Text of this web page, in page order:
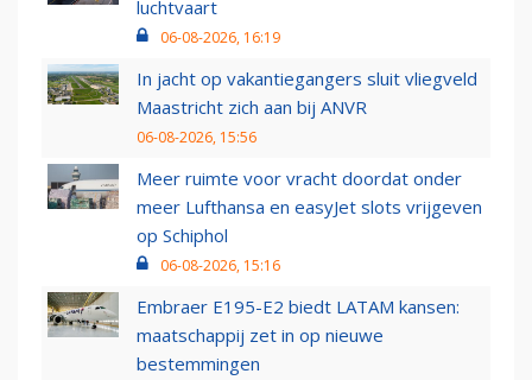
luchtvaart
06-08-2026, 16:19
In jacht op vakantiegangers sluit vliegveld
Maastricht zich aan bij ANVR
06-08-2026, 15:56
Meer ruimte voor vracht doordat onder
meer Lufthansa en easyJet slots vrijgeven
op Schiphol
06-08-2026, 15:16
Embraer E195-E2 biedt LATAM kansen:
maatschappij zet in op nieuwe
bestemmingen